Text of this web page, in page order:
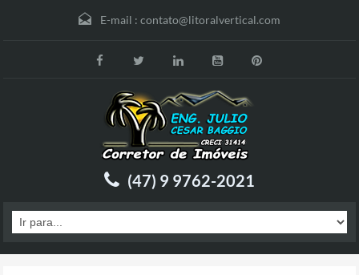
E-mail : contato@litoralvertical.com
(47) 9 9762-2021